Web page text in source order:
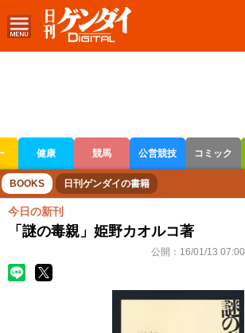
健康 競馬 公営競技 コミック
ボートレース 競輪 オートレース
BOOKS 日刊ゲンダイの書籍
今日の新刊
「謎の毒親」姫野カオルコ著
公開： 16/01/13 07:00